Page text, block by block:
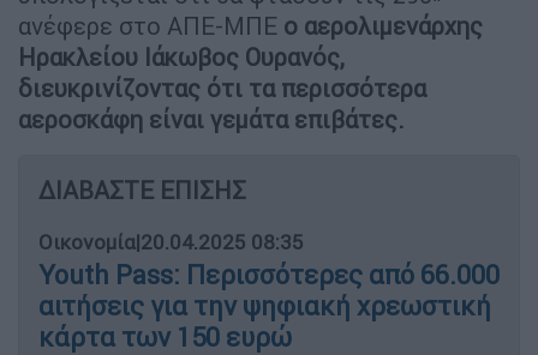
ανέφερε στο ΑΠΕ-ΜΠΕ ο αερολιμενάρχης
Ηρακλείου Ιάκωβος Ουρανός,
διευκρινίζοντας ότι τα περισσότερα
αεροσκάφη είναι γεμάτα επιβάτες.
ΔΙΑΒΑΣΤΕ ΕΠΙΣΗΣ
Οικονομία|20.04.2025 08:35
Youth Pass: Περισσότερες από 66.000
αιτήσεις για την ψηφιακή χρεωστική
κάρτα των 150 ευρώ